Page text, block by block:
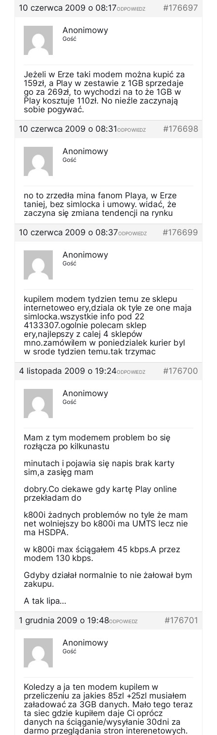
10 czerwca 2009 o 08:17 #176697
ODPOWIEDZ
Anonimowy
Gość
Jeżeli w Erze taki modem można kupić za
159zł, a Play w zestawie z 1GB sprzedaje
go za 269zł, to wychodzi na to że 1GB w
Play kosztuje 110zł. No nieźle zaczynają
sobie pogywać.
10 czerwca 2009 o 08:31
#176698
ODPOWIEDZ
Anonimowy
Gość
no to zrzedła mina fanom Playa, w Erze
taniej, bez simlocka i umowy. widać, że
zaczyna się zmiana tendencji na rynku
10 czerwca 2009 o 08:37
#176699
ODPOWIEDZ
Anonimowy
Gość
kupilem modem tydzien temu ze sklepu
internetoweo ery,dziala ok tyle ze one maja
simlocka.wszystkie info pod 22
4133307.ogolnie polecam sklep
ery,najlepszy z calej 4 sklepów
mno.zamówilem w poniedzialek kurier byl
w srode tydzien temu.tak trzymac
4 listopada 2009 o 19:24
#176700
ODPOWIEDZ
Anonimowy
Gość
Mam z tym modemem problem bo się
rozłącza po kilkunastu
minutach i pojawia się napis brak karty
sim,a zasięg mam
dobry.Co ciekawe gdy kartę Play online
przekładam do
k800i żadnych problemów no tyle że mam
net wolniejszy bo k800i ma UMTS lecz nie
ma HSDPA.
w k800i max ściągałem 45 kbps.A przez
modem 130 kbps.
Gdyby działał normalnie to nie żałował bym
zakupu.
A tak lipa…
1 grudnia 2009 o 19:48
#176701
ODPOWIEDZ
Anonimowy
Gość
Koledzy a ja ten modem kupilem w
przeliczeniu za jakies 85zl +25zl musiałem
załadować za 3GB danych. Mało tego teraz
ta siec gdzie kupiłem daje Ci oprócz
danych na ściąganie/wysyłanie 30dni za
darmo przeglądania stron interenetowych.